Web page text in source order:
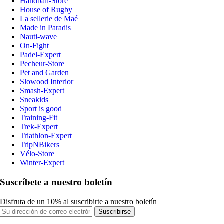
House of Rugby
La sellerie de Maé
Made in Paradis
Nauti-wave
On-Fight
Padel-Expert
Pecheur-Store
Pet and Garden
Slowood Interior
Smash-Expert
Sneakids
Sport is good
Training-Fit
Trek-Expert
Triathlon-Expert
TripNBikers
Vélo-Store
Winter-Expert
Suscríbete a nuestro boletín
Disfruta de un 10% al suscribirte a nuestro boletín
Suscribirse